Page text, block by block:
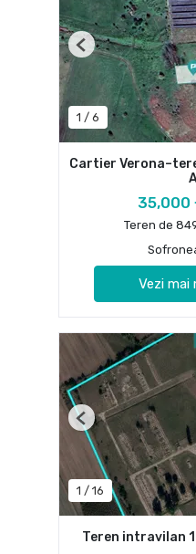
1 / 6
Previous
Cartier
35,000
Teren de
Vezi mai
1 / 16
Previous
Teren intravilan